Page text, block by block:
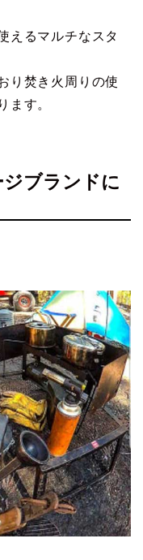
えるマルチなスタ
り焚き火周りの使
ます。
ブランドに